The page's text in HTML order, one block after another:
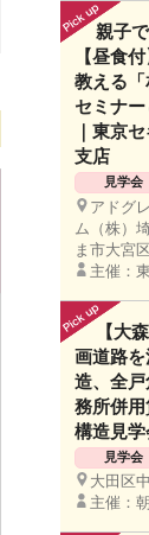
親子
【昼食
教える「
セミナ
｜東京
支店
見学会
アドグ
ム（株）
ま市大宮
主催：
【大
画道路
造、全
務所併用
構造見
見学会
大田区
主催：